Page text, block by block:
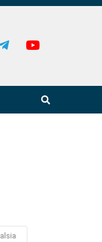
alsia